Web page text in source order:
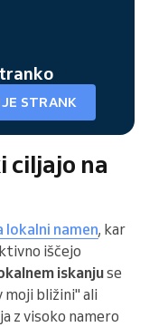
STRANK
ciljajo na
lokalni namen, kar
iščejo
iskanjuse
moji bližini" ali
z visoko namero